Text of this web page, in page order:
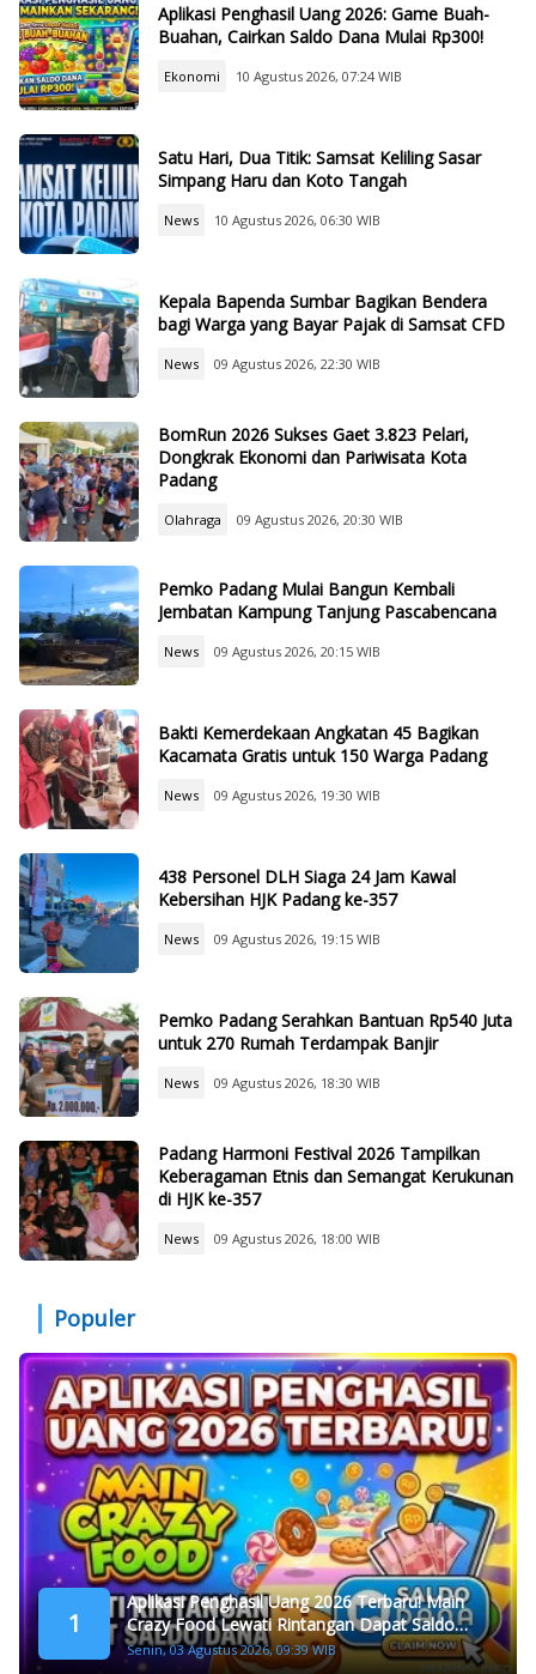
Aplikasi Penghasil Uang 2026: Game Buah-
Buahan, Cairkan Saldo Dana Mulai Rp300!
Ekonomi 10 Agustus 2026, 07:24 WIB
Satu Hari, Dua Titik: Samsat Keliling Sasar
Simpang Haru dan Koto Tangah
News 10 Agustus 2026, 06:30 WIB
Kepala Bapenda Sumbar Bagikan Bendera
bagi Warga yang Bayar Pajak di Samsat CFD
News 09 Agustus 2026, 22:30 WIB
BomRun 2026 Sukses Gaet 3.823 Pelari,
Dongkrak Ekonomi dan Pariwisata Kota
Padang
Olahraga 09 Agustus 2026, 20:30 WIB
Pemko Padang Mulai Bangun Kembali
Jembatan Kampung Tanjung Pascabencana
News 09 Agustus 2026, 20:15 WIB
Bakti Kemerdekaan Angkatan 45 Bagikan
Kacamata Gratis untuk 150 Warga Padang
News 09 Agustus 2026, 19:30 WIB
438 Personel DLH Siaga 24 Jam Kawal
Kebersihan HJK Padang ke-357
News 09 Agustus 2026, 19:15 WIB
Pemko Padang Serahkan Bantuan Rp540 Juta
untuk 270 Rumah Terdampak Banjir
News 09 Agustus 2026, 18:30 WIB
Padang Harmoni Festival 2026 Tampilkan
Keberagaman Etnis dan Semangat Kerukunan
di HJK ke-357
News 09 Agustus 2026, 18:00 WIB
Populer
1
Aplikasi Penghasil Uang 2026 Terbaru! Main
Crazy Food Lewati Rintangan Dapat Saldo
Dana
Senin, 03 Agustus 2026, 09:39 WIB